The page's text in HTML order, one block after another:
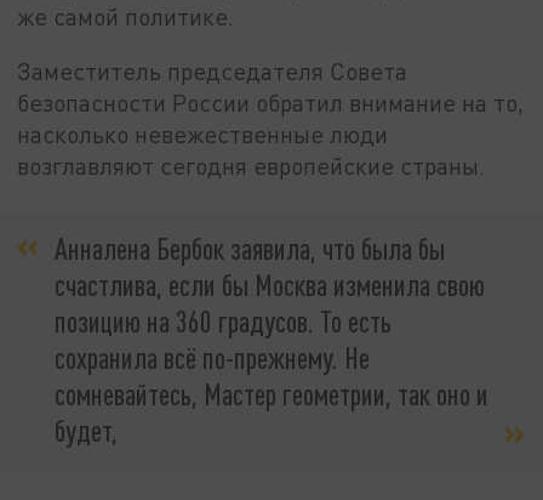
же самой политике.
Заместитель председателя Совета
безопасности России обратил внимание на то,
насколько невежественные люди
возглавляют сегодня европейские страны.
Анналена Бербок заявила, что была бы
счастлива, если бы Москва изменила свою
позицию на 360 градусов. То есть
сохранила всё по-прежнему. Не
сомневайтесь, Мастер геометрии, так оно и
будет,